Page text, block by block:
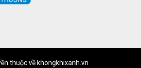
thuộc về khongkhixanh.vn